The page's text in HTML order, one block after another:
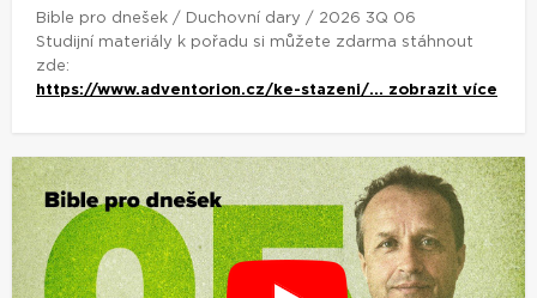
Bible pro dnešek / Duchovní dary / 2026 3Q 06
Studijní materiály k pořadu si můžete zdarma stáhnout
zde:
https://www.adventorion.cz/ke-stazeni/... zobrazit více